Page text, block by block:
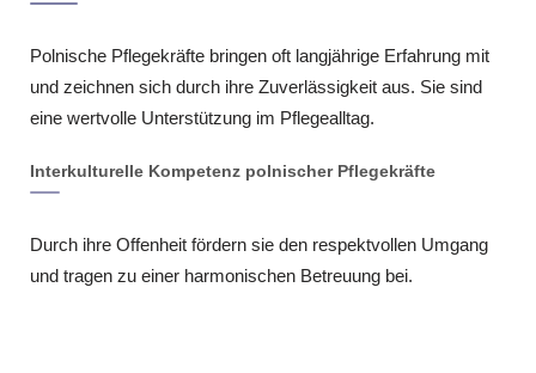
Polnische Pflegekräfte bringen oft langjährige Erfahrung mit
und zeichnen sich durch ihre Zuverlässigkeit aus. Sie sind
eine wertvolle Unterstützung im Pflegealltag.
Interkulturelle Kompetenz polnischer Pflegekräfte
Durch ihre Offenheit fördern sie den respektvollen Umgang
und tragen zu einer harmonischen Betreuung bei.